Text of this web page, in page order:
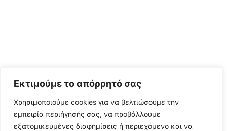
Εκτιμούμε το απόρρητό σας
Χρησιμοποιούμε cookies για να βελτιώσουμε την
εμπειρία περιήγησής σας, να προβάλλουμε
εξατομικευμένες διαφημίσεις ή περιεχόμενο και να